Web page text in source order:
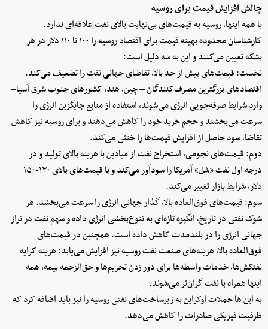
چالش افزایش قیمت برای روسیه
با همه اینها، روسیه به قیمت‌های بی‌نهایت بالای نفت علاقه‌ای ندارد.
کارشناسان محدوده بهینه قیمت برای اقتصاد روسیه را ۱۰۰ تا ۱۱۰ دلار در هر
بشکه تعیین می‌کنند و این به سه دلیل است:
نخست: قیمت‌های بیش از حد بالا، تقاضای جهانی نفت را تضعیف می‌کند.
اقتصادهای بزرگترین مصرف‌کنندگان – چین، هند، کشورهای جنوب شرق آسیا–
وارد شرایط صرفه‌جویی انرژی می‌شوند، استفاده از منابع جایگزین انرژی را
سرعت می‌بخشند و حجم خرید خود را کاهش می‌دهند و برای روسیه نیز کاهش
تقاضا، سود حاصل از افزایش قیمت‌ها را خنثی می‌کند.
دوم: قیمت‌های نجومی، استخراج نفت از میادین با هزینه بالای تولید و در
درجه اول نفت «شل» آمریکا را سودآور می‌کند و با قیمت‌های بالای ۱۳۰-۱۵۰
دلار، شرایط بازار تغییر می‌کند.
سوم: قیمت‌های فوق‌العاده بالا، گذار جهانی انرژی را سرعت می‌بخشد. هر
شوک نفتی در تاریخ، انگیزه تازه‌ای به تنوع‌بخشی انرژی داده و سهم نفت در تراز
جهانی انرژی را در بلندمدت کاهش داده است. همچنین در قیمت‌های
فوق‌العاده بالا، هزینه‌های صنعت نفت روسیه نیز افزایش می‌یابد: هزینه کرایه
نفتکش‌ها، خدمات واسطه‌ها برای دور زدن تحریم‌ها و حق‌الزحمه بیمه، همه
اینها همراه با نفت گران‌تر می‌شوند.
به این ها حملات اوکراین به زیرساخت‌های نفتی روسیه را نیز باید اضافه کرد که
ظرفیت فیزیکی صادرات را کاهش می‌دهد.